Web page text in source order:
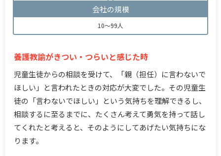
会社の規模
10～99人
養護教諭がきつい・つらいと感じた時
児童生徒からの相談を受けて、「親（担任）に言わないで
ほしい」と言われたときの対応が大変でした。その児童生
徒の「言わないでほしい」という気持ちを理解できるし、
相談するに至るまでに、たくさん考えて勇気を持って話し
てくれたと考えると、そのようにしてあげたい気持ちにな
ります。